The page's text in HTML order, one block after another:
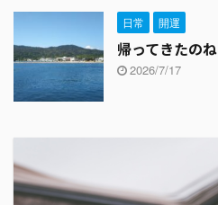
日常 開運
帰ってきたのね
2026/7/17